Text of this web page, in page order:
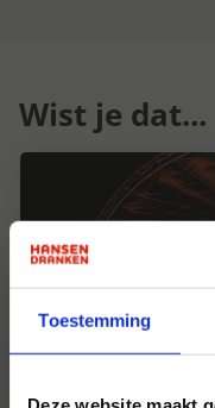
Toestemming
Wist je dat...